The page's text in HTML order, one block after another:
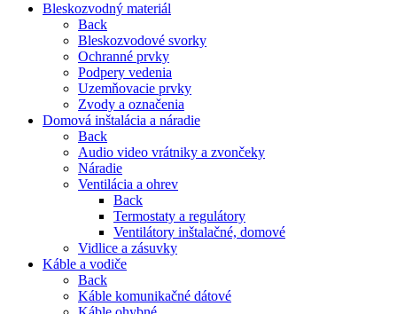
Bleskozvodný materiál
Back
Bleskozvodové svorky
Ochranné prvky
Podpery vedenia
Uzemňovacie prvky
Zvody a označenia
Domová inštalácia a náradie
Back
Audio video vrátniky a zvončeky
Náradie
Ventilácia a ohrev
Back
Termostaty a regulátory
Ventilátory inštalačné, domové
Vidlice a zásuvky
Káble a vodiče
Back
Káble komunikačné dátové